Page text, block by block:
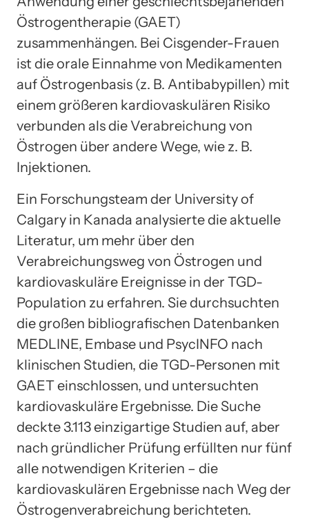
Östrogentherapie (GAET)
zusammenhängen. Bei Cisgender-Frauen
ist die orale Einnahme von Medikamenten
auf Östrogenbasis (z. B. Antibabypillen) mit
einem größeren kardiovaskulären Risiko
verbunden als die Verabreichung von
Östrogen über andere Wege, wie z. B.
Injektionen.
Ein Forschungsteam der University of
Calgary in Kanada analysierte die aktuelle
Literatur, um mehr über den
Verabreichungsweg von Östrogen und
kardiovaskuläre Ereignisse in der TGD-
Population zu erfahren. Sie durchsuchten
die großen bibliografischen Datenbanken
MEDLINE, Embase und PsycINFO nach
klinischen Studien, die TGD-Personen mit
GAET einschlossen, und untersuchten
kardiovaskuläre Ergebnisse. Die Suche
deckte 3.113 einzigartige Studien auf, aber
nach gründlicher Prüfung erfüllten nur fünf
alle notwendigen Kriterien – die
kardiovaskulären Ergebnisse nach Weg der
Östrogenverabreichung berichteten.